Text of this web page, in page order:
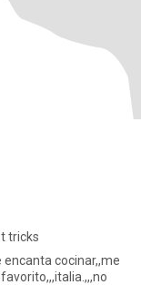
tricks
encanta cocinar,,me